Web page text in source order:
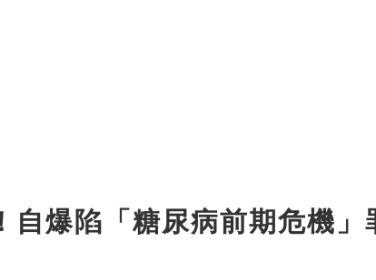
自爆陷「糖尿病前期危機」